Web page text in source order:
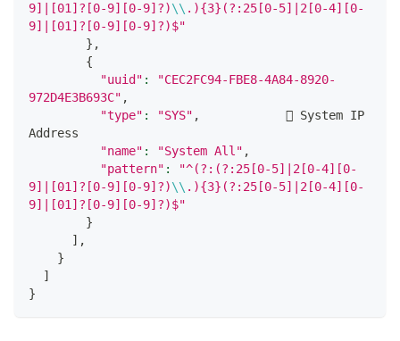
9]|[01]?[0-9][0-9]?)\\ .){3}(?:25[0-5]|2[0-4][0-
9]|[01]?[0-9][0-9]?)$"
} ,
{
"uuid" :
"CEC2FC94-FBE8-4A84-8920-
972D4E3B693C" ,
"type" : "SYS" ,             System IP
Address
"name" : "System All" ,
"pattern" :
"^(?:(?:25[0-5]|2[0-4][0-
9]|[01]?[0-9][0-9]?)\\ .){3}(?:25[0-5]|2[0-4][0-
9]|[01]?[0-9][0-9]?)$"
}
] ,
}
]
}